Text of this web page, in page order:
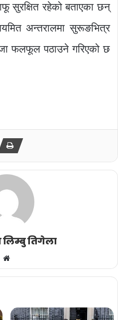
सुरक्षित रहेको बताएका छन्
अन्तरालमा सुरूङभित्र
फलफूल पठाउने गरिएको छ
लिम्बु तिगेला
Website